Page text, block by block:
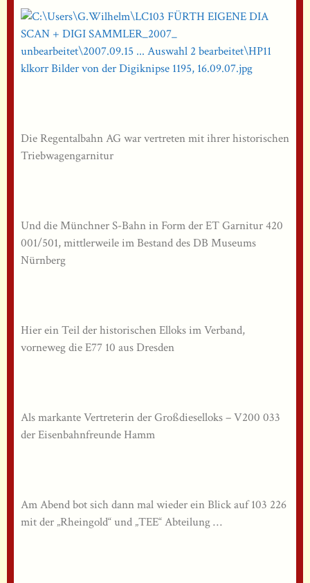
Die Regentalbahn AG war vertreten mit ihrer historischen
Triebwagengarnitur
Und die Münchner S-Bahn in Form der ET Garnitur 420
001/501, mittlerweile im Bestand des DB Museums
Nürnberg
Hier ein Teil der historischen Elloks im Verband,
vorneweg die E77 10 aus Dresden
Als markante Vertreterin der Großdieselloks – V200 033
der Eisenbahnfreunde Hamm
Am Abend bot sich dann mal wieder ein Blick auf 103 226
mit der „Rheingold“ und „TEE“ Abteilung …